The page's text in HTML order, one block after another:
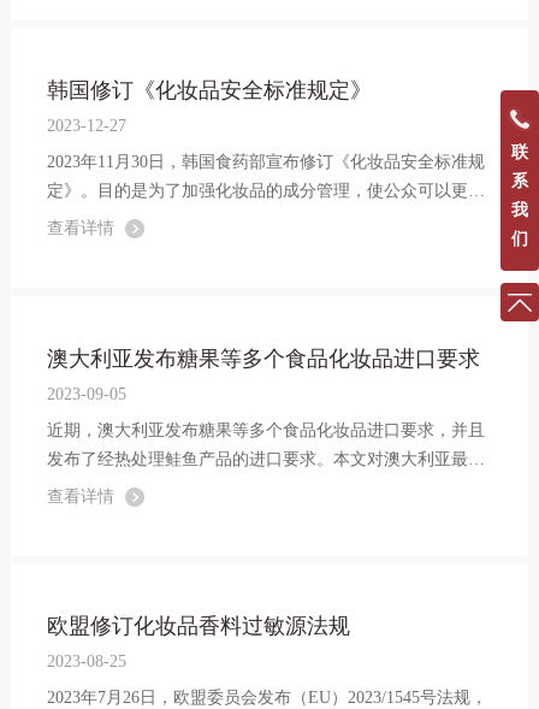
韩国修订《化妆品安全标准规定》
2023-12-27
2023年11月30日，韩国食药部宣布修订《化妆品安全标准规
定》。目的是为了加强化妆品的成分管理，使公众可以更加
安全的使用化妆品。
查看详情
澳大利亚发布糖果等多个食品化妆品进口要求
2023-09-05
近期，澳大利亚发布糖果等多个食品化妆品进口要求，并且
发布了经热处理鲑鱼产品的进口要求。本文对澳大利亚最近
推出的食品相关法规进行梳理，供各出口食品企业参考。
查看详情
欧盟修订化妆品香料过敏源法规
2023-08-25
2023年7月26日，欧盟委员会发布（EU）2023/1545号法规，
联
系
我
们